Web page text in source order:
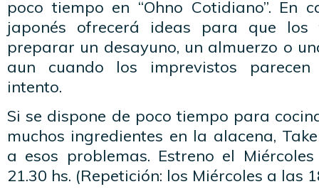
poco tiempo en “Ohno Cotidiano”. En
japonés ofrecerá ideas para que los
preparar un desayuno, un almuerzo o
aun cuando los imprevistos parecen
intento.
Si se dispone de poco tiempo para
muchos ingredientes en la alacena,
a esos problemas. Estreno el
21.30 hs. (Repetición: los Miércoles a las